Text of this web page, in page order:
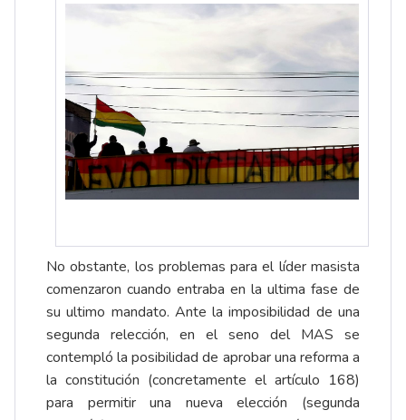
No obstante, los problemas para el líder masista
comenzaron cuando entraba en la ultima fase de
su ultimo mandato. Ante la imposibilidad de una
segunda relección, en el seno del MAS se
contempló la posibilidad de aprobar una reforma a
la constitución (concretamente el artículo 168)
para permitir una nueva elección (segunda